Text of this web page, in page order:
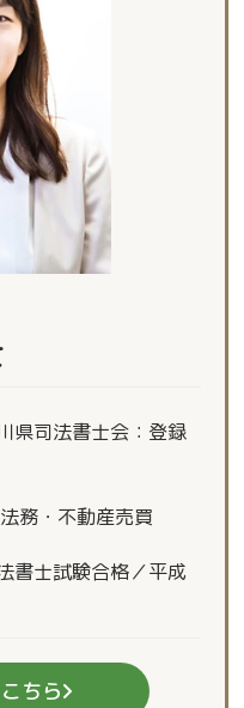
県司法書士会：登録
務・不動産売買
書士試験合格／平成
ちら